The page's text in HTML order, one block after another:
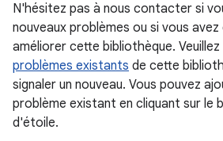
N'hésitez pas à nous contacter si
nouveaux problèmes ou si vous
améliorer cette bibliothèque.
problèmes existants de cette
signaler un nouveau. Vous pouvez
problème existant en cliquant sur le
d'étoile.